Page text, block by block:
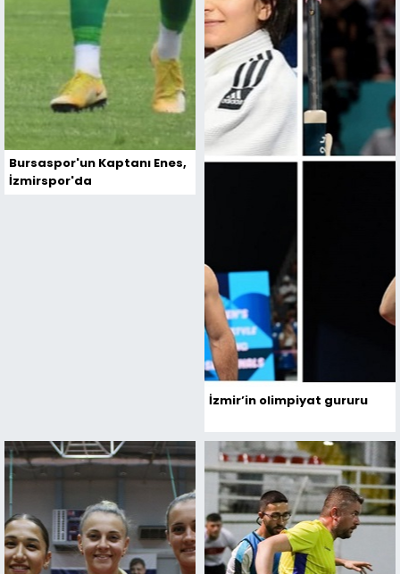
Bursaspor'un Kaptanı Enes,
İzmirspor'da
İzmir’in olimpiyat gururu